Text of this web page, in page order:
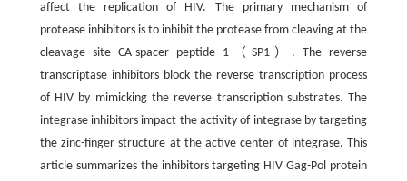
affect the replication of HIV. The primary mechanism of
protease inhibitors is to inhibit the protease from cleaving at the
cleavage site CA-spacer peptide 1（SP1）. The reverse
transcriptase inhibitors block the reverse transcription process
of HIV by mimicking the reverse transcription substrates. The
integrase inhibitors impact the activity of integrase by targeting
the zinc-finger structure at the active center of integrase. This
article summarizes the inhibitors targeting HIV Gag-Pol protein